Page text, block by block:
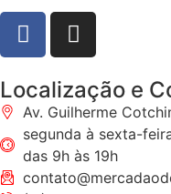
Localização e
Av. Guilherme
segunda à sexta-
das 9h às 19h